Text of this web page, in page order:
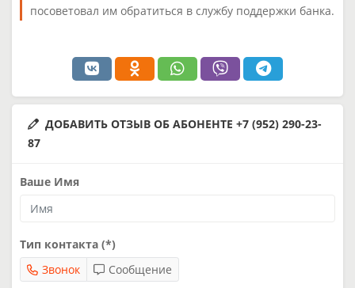
посоветовал им обратиться в службу поддержки банка.
ДОБАВИТЬ ОТЗЫВ ОБ АБОНЕНТЕ +7 (952) 290-23-
87
Ваше Имя
Тип контакта (*)
Звонок
Сообщение